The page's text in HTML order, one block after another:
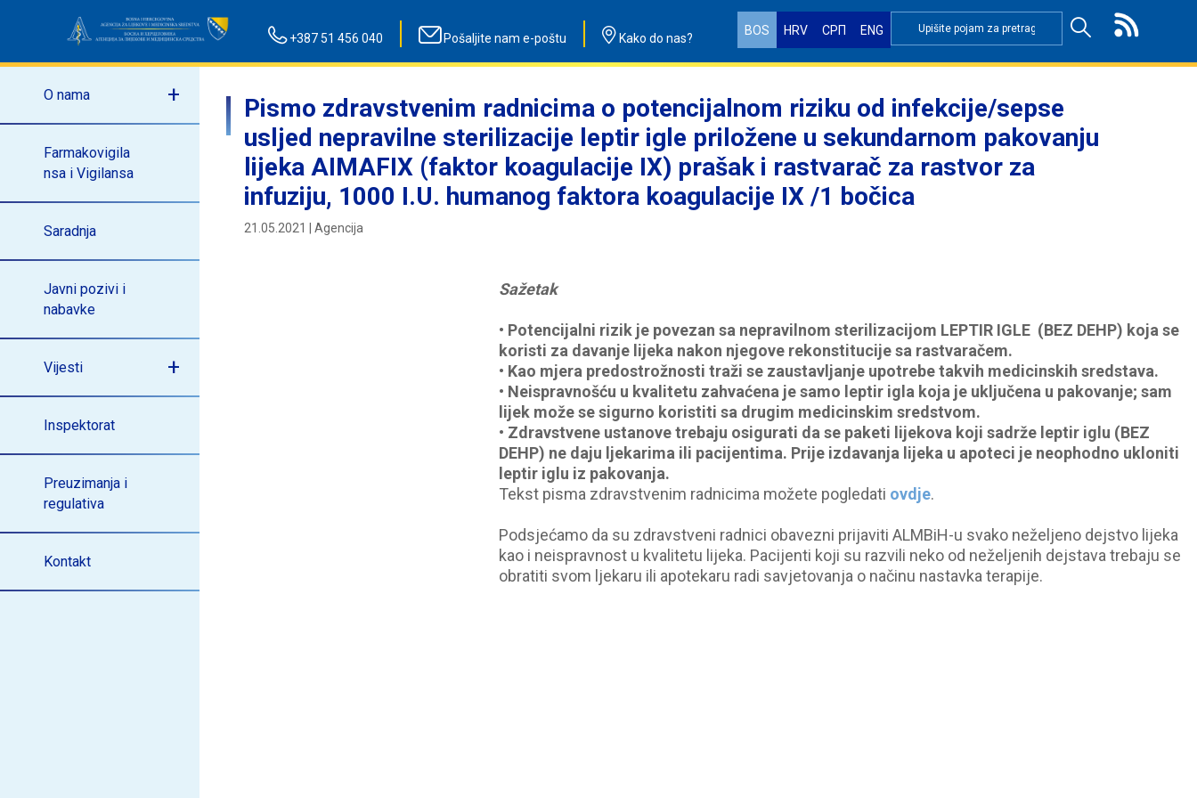
+387 51 456 040 Pošaljite nam e-poštu Kako do nas?
BOS HRV СРП ENG
O nama
Farmakovigila
nsa i Vigilansa
Saradnja
Javni pozivi i
nabavke
Vijesti
Inspektorat
Preuzimanja i
regulativa
Kontakt
Pismo zdravstvenim radnicima o potencijalnom riziku od infekcije/sepse
usljed nepravilne sterilizacije leptir igle priložene u sekundarnom pakovanju
lijeka AIMAFIX (faktor koagulacije IX) prašak i rastvarač za rastvor za
infuziju, 1000 I.U. humanog faktora koagulacije IX /1 bočica
21.05.2021 | Agencija
Sažetak
• Potencijalni rizik je povezan sa nepravilnom sterilizacijom LEPTIR IGLE (BEZ DEHP) koja se
koristi za davanje lijeka nakon njegove rekonstitucije sa rastvaračem.
• Kao mjera predostrožnosti traži se zaustavljanje upotrebe takvih medicinskih sredstava.
• Neispravnošću u kvalitetu zahvaćena je samo leptir igla koja je uključena u pakovanje; sam
lijek može se sigurno koristiti sa drugim medicinskim sredstvom.
• Zdravstvene ustanove trebaju osigurati da se paketi lijekova koji sadrže leptir iglu (BEZ
DEHP) ne daju ljekarima ili pacijentima. Prije izdavanja lijeka u apoteci je neophodno ukloniti
leptir iglu iz pakovanja.
Tekst pisma zdravstvenim radnicima možete pogledati ovdje.
Podsjećamo da su zdravstveni radnici obavezni prijaviti ALMBiH-u svako neželjeno dejstvo lijeka
kao i neispravnost u kvalitetu lijeka. Pacijenti koji su razvili neko od neželjenih dejstava trebaju se
obratiti svom ljekaru ili apotekaru radi savjetovanja o načinu nastavka terapije.